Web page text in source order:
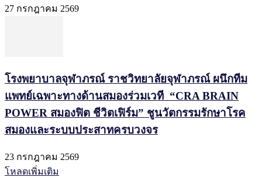
27 กรกฎาคม 2569
โรงพยาบาลจุฬาภรณ์ ราชวิทยาลัยจุฬาภรณ์ ผนึกทีม
แพทย์เฉพาะทางด้านสมองร่วมเวที “CRA BRAIN
POWER สมองฟิต ชีวิตเฟิร์ม” ชูนวัตกรรมรักษาโรค
สมองและระบบประสาทครบวงจร
23 กรกฎาคม 2569
โหลดเพิ่มเติม